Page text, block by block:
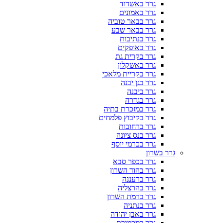
גרר באשדוד
גרר באמונים
גרר בבאר טוביה
גרר בבאר שבע
גרר בנתיבות
גרר באופקים
גרר בקרית גת
גרר באשקלון
גרר בקריית מלאכי
גרר בגן יבנה
גרר ביבנה
גרר בגדרה
גרר במזכרת בתיה
גרר בקיבוץ פלמחים
גרר ברחובות
גרר בנס ציונה
גרר בכרמי יוסף
גרר בשרון
גרר בכפר סבא
גרר בהוד השרון
גרר ברעננה
גרר בהרצליה
גרר ברמת השרון
גרר בנתניה
גרר באבן יהודה